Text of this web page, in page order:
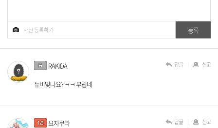
RAKIDA
뉴비맞나요? ㅋㅋ 부럽네
답글 신고
요자쿠라
답글 신고